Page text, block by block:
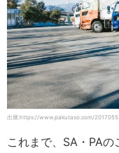
出展:https://www.pakutaso.com/
これまで、SA・PA